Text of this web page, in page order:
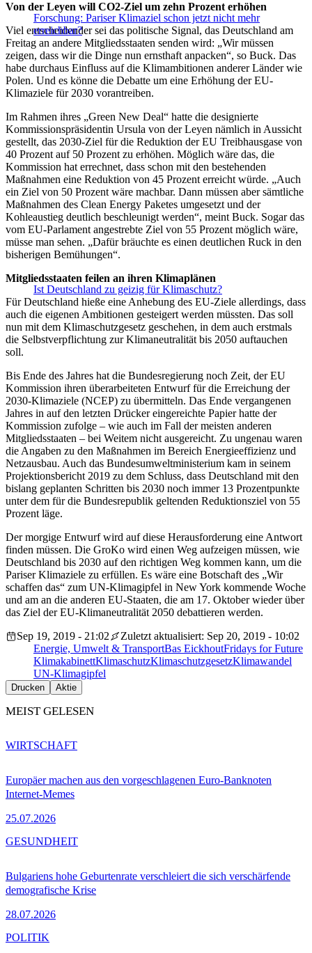
Forschung: Pariser Klimaziel schon jetzt nicht mehr
erreichbar?
Von der Leyen will CO2-Ziel um zehn Prozent erhöhen
Viel entscheidender sei das politische Signal, das Deutschland am
Freitag an andere Mitgliedsstaaten senden wird: „Wir müssen
zeigen, dass wir die Dinge nun ernsthaft anpacken“, so Buck. Das
habe durchaus Einfluss auf die Klimambitionen anderer Länder wie
Polen. Und es könne die Debatte um eine Erhöhung der EU-
Klimaziele für 2030 vorantreiben.
Im Rahmen ihres „Green New Deal“ hatte die designierte
Kommissionspräsidentin Ursula von der Leyen nämlich in Aussicht
gestellt, das 2030-Ziel für die Reduktion der EU Treibhausgase von
40 Prozent auf 50 Prozent zu erhöhen. Möglich wäre das, die
Kommission hat errechnet, dass schon mit den bestehenden
Maßnahmen eine Reduktion von 45 Prozent erreicht würde. „Auch
ein Ziel von 50 Prozent wäre machbar. Dann müssen aber sämtliche
Maßnahmen des Clean Energy Paketes umgesetzt und der
Kohleaustieg deutlich beschleunigt werden“, meint Buck. Sogar das
vom EU-Parlament angestrebte Ziel von 55 Prozent möglich wäre,
müsse man sehen. „Dafür bräuchte es einen deutlichen Ruck in den
bisherigen Bemühungen“.
Ist Deutschland zu geizig für Klimaschutz?
Mitgliedsstaaten feilen an ihren Klimaplänen
Für Deutschland hieße eine Anhebung des EU-Ziele allerdings, dass
auch die eigenen Ambitionen gesteigert werden müssten. Das soll
nun mit dem Klimaschutzgesetz geschehen, in dem auch erstmals
die Selbstverpflichtung zur Klimaneutralität bis 2050 auftauchen
soll.
Bis Ende des Jahres hat die Bundesregierung noch Zeit, der EU
Kommission ihren überarbeiteten Entwurf für die Erreichung der
2030-Klimaziele (NCEP) zu übermitteln. Das Ende vergangenen
Jahres in auf den letzten Drücker eingereichte Papier hatte der
Kommission zufolge – wie auch im Fall der meisten anderen
Mitgliedsstaaten – bei Weitem nicht ausgereicht. Zu ungenau waren
die Angaben zu den Maßnahmen im Bereich Energieeffizienz und
Netzausbau. Auch das Bundesumweltministerium kam in seinem
Projektionsbericht 2019 zu dem Schluss, dass Deutschland mit den
bislang geplanten Schritten bis 2030 noch immer 13 Prozentpunkte
unter dem für die Bundesrepublik geltenden Reduktionsziel von 55
Prozent läge.
Der morgige Entwurf wird auf diese Herausforderung eine Antwort
finden müssen. Die GroKo wird einen Weg aufzeigen müssen, wie
Deutschland bis 2030 auf den richtigen Weg kommen kann, um die
Pariser Klimaziele zu erfüllen. Es wäre eine Botschaft des „Wir
schaffen das“ zum UN-Klimagipfel in New York kommende Woche
und am an die anderen EU-Staaten, die am 17. Oktober wieder über
das Ziel der EU-Klimaneutralität 2050 debattieren werden.
Sep 19, 2019 - 21:02
Zuletzt aktualisiert: Sep 20, 2019 - 10:02
Energie, Umwelt & TransportBas EickhoutFridays for Future
KlimakabinettKlimaschutzKlimaschutzgesetzKlimawandel
UN-Klimagipfel
Drucken Aktie
MEIST GELESEN
Europäer machen aus den vorgeschlagenen Euro-Banknoten
Internet-Memes
25.07.2026
WIRTSCHAFT
Bulgariens hohe Geburtenrate verschleiert die sich verschärfende
demografische Krise
28.07.2026
GESUNDHEIT
POLITIK